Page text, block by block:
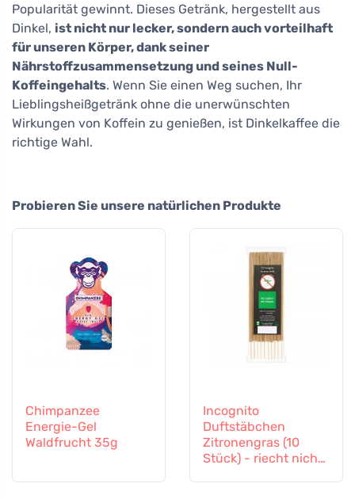
Popularität gewinnt. Dieses Getränk, hergestellt aus
Dinkel, ist nicht nur lecker, sondern auch vorteilhaft
für unseren Körper, dank seiner
Nährstoffzusammensetzung und seines Null-
Koffeingehalts. Wenn Sie einen Weg suchen, Ihr
Lieblingsheißgetränk ohne die unerwünschten
Wirkungen von Koffein zu genießen, ist Dinkelkaffee die
richtige Wahl.
Probieren Sie unsere natürlichen Produkte
Chimpanzee
Energie-Gel
Waldfrucht 35g
Incognito
Duftstäbchen
Zitronengras (10
Stück) - riecht nicht